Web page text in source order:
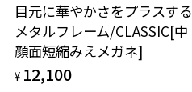
目元に華やかさをプラスする
メタルフレーム/CLASSIC[中
顔面短縮みえメガネ]
¥ 12,100